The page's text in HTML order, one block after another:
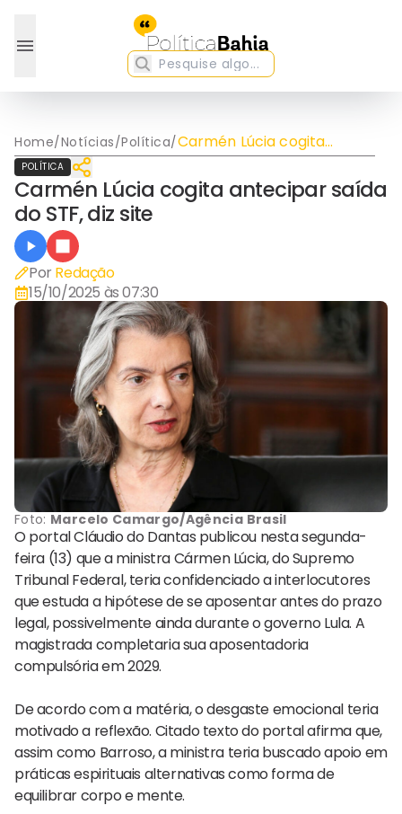
Home/Notícias/Política/Carmén Lúcia cogita
antecipar saída do STF, diz
site
POLÍTICA
Carmén Lúcia cogita antecipar saída
do STF, diz site
Por Redação
15/10/2025 às 07:30
Foto: Marcelo Camargo/Agência Brasil
O portal Cláudio do Dantas publicou nesta segunda-
feira (13) que a ministra Cármen Lúcia, do Supremo
Tribunal Federal, teria confidenciado a interlocutores
que estuda a hipótese de se aposentar antes do prazo
legal, possivelmente ainda durante o governo Lula. A
magistrada completaria sua aposentadoria
compulsória em 2029.
De acordo com a matéria, o desgaste emocional teria
motivado a reflexão. Citado texto do portal afirma que,
assim como Barroso, a ministra teria buscado apoio em
práticas espirituais alternativas como forma de
equilibrar corpo e mente.